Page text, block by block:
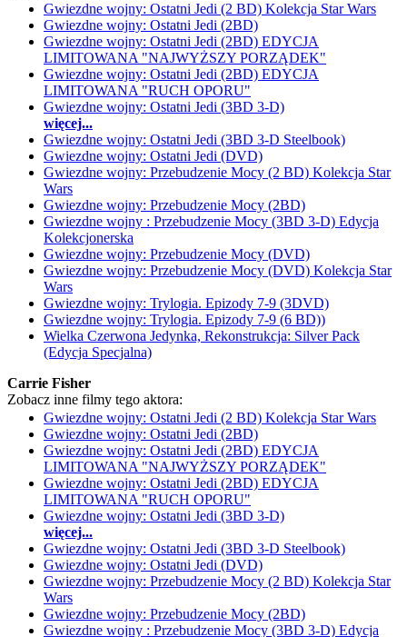
Gwiezdne wojny: Ostatni Jedi (2 BD) Kolekcja Star Wars
Gwiezdne wojny: Ostatni Jedi (2BD)
Gwiezdne wojny: Ostatni Jedi (2BD) EDYCJA
LIMITOWANA "NAJWYŻSZY PORZĄDEK"
Gwiezdne wojny: Ostatni Jedi (2BD) EDYCJA
LIMITOWANA "RUCH OPORU"
Gwiezdne wojny: Ostatni Jedi (3BD 3-D)
więcej...
Gwiezdne wojny: Ostatni Jedi (3BD 3-D Steelbook)
Gwiezdne wojny: Ostatni Jedi (DVD)
Gwiezdne wojny: Przebudzenie Mocy (2 BD) Kolekcja Star
Wars
Gwiezdne wojny: Przebudzenie Mocy (2BD)
Gwiezdne wojny : Przebudzenie Mocy (3BD 3-D) Edycja
Kolekcjonerska
Gwiezdne wojny: Przebudzenie Mocy (DVD)
Gwiezdne wojny: Przebudzenie Mocy (DVD) Kolekcja Star
Wars
Gwiezdne wojny: Trylogia. Epizody 7-9 (3DVD)
Gwiezdne wojny: Trylogia. Epizody 7-9 (6 BD))
Wielka Czerwona Jedynka, Rekonstrukcja: Silver Pack
(Edycja Specjalna)
Carrie Fisher
Zobacz inne filmy tego aktora:
Gwiezdne wojny: Ostatni Jedi (2 BD) Kolekcja Star Wars
Gwiezdne wojny: Ostatni Jedi (2BD)
Gwiezdne wojny: Ostatni Jedi (2BD) EDYCJA
LIMITOWANA "NAJWYŻSZY PORZĄDEK"
Gwiezdne wojny: Ostatni Jedi (2BD) EDYCJA
LIMITOWANA "RUCH OPORU"
Gwiezdne wojny: Ostatni Jedi (3BD 3-D)
więcej...
Gwiezdne wojny: Ostatni Jedi (3BD 3-D Steelbook)
Gwiezdne wojny: Ostatni Jedi (DVD)
Gwiezdne wojny: Przebudzenie Mocy (2 BD) Kolekcja Star
Wars
Gwiezdne wojny: Przebudzenie Mocy (2BD)
Gwiezdne wojny : Przebudzenie Mocy (3BD 3-D) Edycja